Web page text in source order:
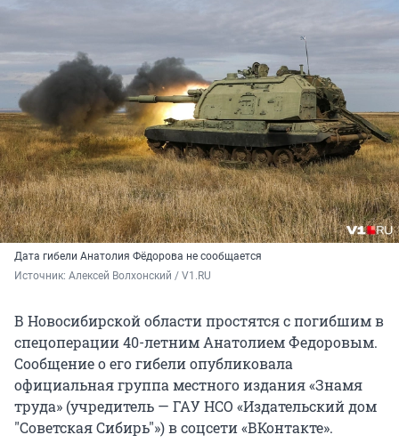
Дата гибели Анатолия Фёдорова не сообщается
Источник: Алексей Волхонский / V1.RU
В Новосибирской области простятся с погибшим в
спецоперации 40-летним Анатолием Федоровым.
Сообщение о его гибели опубликовала
официальная группа местного издания «Знамя
труда» (учредитель — ГАУ НСО «Издательский дом
"Советская Сибирь"») в соцсети «ВКонтакте».